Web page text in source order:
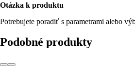
Otázka k produktu
Potrebujete poradiť s parametrami alebo
Podobné produkty